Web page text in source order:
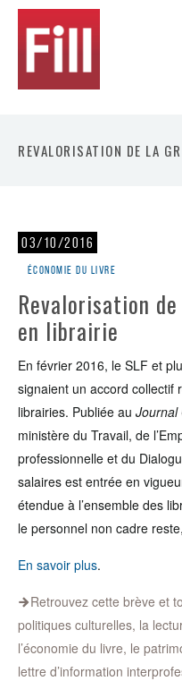
REVALORISATION DE LA
03/10/2016
Économie du livre
Revalorisation
en librairie
En février 2016, le SLF et
signaient un accord collectif
librairies. Publiée au Journal
ministère du Travail, de
professionnelle et du
salaires est entrée en
étendue à l’ensemble des
le personnel non cadre
En savoir plus.
Retrouvez cette brève et
politiques culturelles, la
l’économie du livre, le
lettre d’information